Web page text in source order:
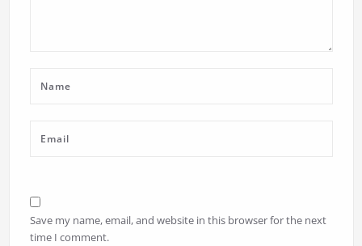
Save my name, email, and website in this browser for the next
time I comment.